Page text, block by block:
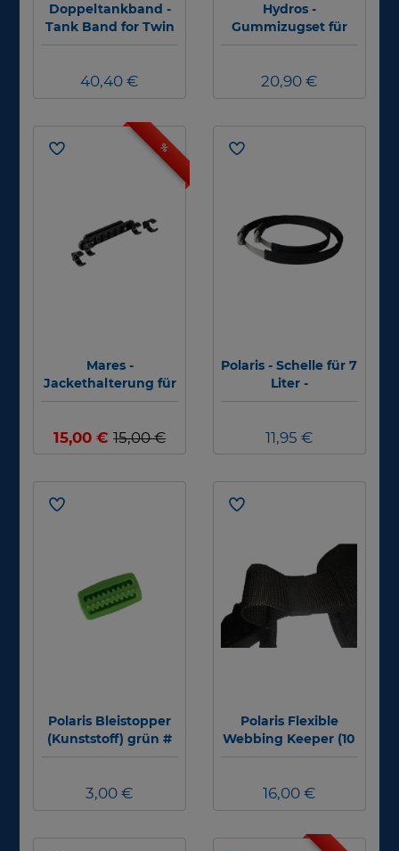
Doppeltankband -
Tank Band for Twin
Cylinders
40,40 €
Hydros -
Gummizugset für
Zubehör - Gr: M -
20,90 €
%
Mares -
Jackethalterung für
Selfie-Stick -
15,00 €15,00 €
Polaris - Schelle für 7
Liter -
Schneckengewinde
160 mm
11,95 €
Polaris Bleistopper
(Kunststoff) grün #
3,00 €
Polaris Flexible
Webbing Keeper (10
Stück)
16,00 €